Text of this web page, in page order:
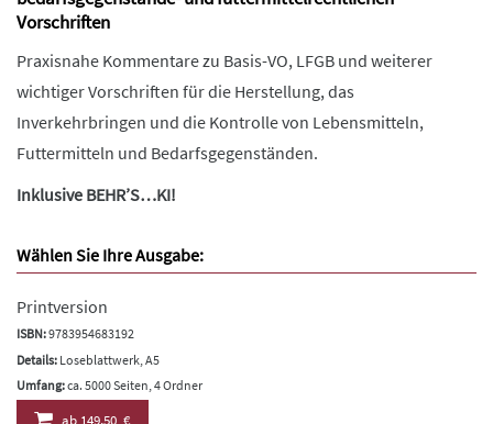
Vorschriften
Praxisnahe Kommentare zu Basis-VO, LFGB und weiterer
wichtiger Vorschriften für die Herstellung, das
Inverkehrbringen und die Kontrolle von Lebensmitteln,
Futtermitteln und Bedarfsgegenständen.
Inklusive BEHR’S…KI!
Wählen Sie Ihre Ausgabe:
Printversion
ISBN:9783954683192
Details: Loseblattwerk, A5
Umfang:ca. 5000 Seiten, 4 Ordner
ab149,50 €